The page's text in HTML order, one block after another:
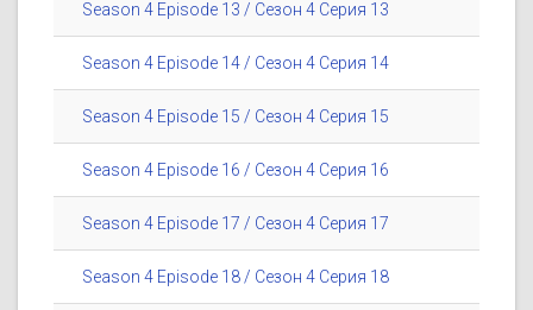
Season 4 Episode 13 / Сезон 4 Серия 13
Season 4 Episode 14 / Сезон 4 Серия 14
Season 4 Episode 15 / Сезон 4 Серия 15
Season 4 Episode 16 / Сезон 4 Серия 16
Season 4 Episode 17 / Сезон 4 Серия 17
Season 4 Episode 18 / Сезон 4 Серия 18